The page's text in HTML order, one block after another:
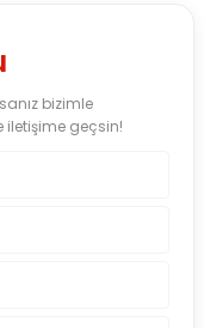
bizimle
iletişime geçsin!